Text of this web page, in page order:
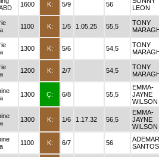
1600 K: 5/9 56
LEON
1100 K: 1/5 1.05.25 55,5
TONY
1300 K: 5/6 54,5
TONY
1200 K: 2/7 54,5
TONY
1300 Ç: 6/8 55,5
EMMA-
JAYNE
WILSON
1300 K: 1/6 1.17.32 56,5
EMMA-
JAYNE
WILSON
1100 K: 6/7 56
ADEMAR
SANTOS